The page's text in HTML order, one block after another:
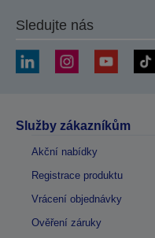
Sledujte nás
Služby zákazníkům
Akční nabídky
Registrace produktu
Vrácení objednávky
Ověření záruky